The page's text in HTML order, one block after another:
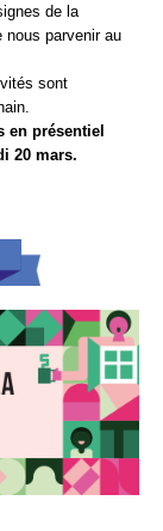
de la
nous parvenir au
sont
en présentiel
20 mars.